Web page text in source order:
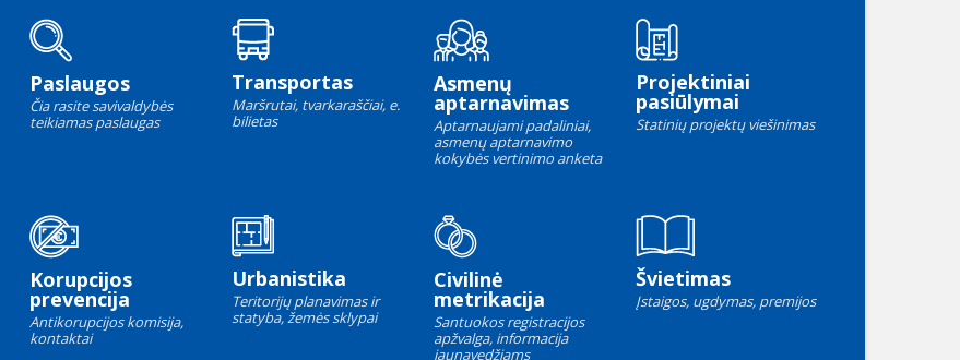
Paslaugos
Čia rasite savivaldybės
teikiamas paslaugas
Transportas
Maršrutai, tvarkaraščiai, e.
bilietas
Asmenų
aptarnavimas
Aptarnaujami padaliniai,
asmenų aptarnavimo
kokybės vertinimo anketa
Projektiniai
pasiūlymai
Statinių projektų viešinimas
Korupcijos
prevencija
Antikorupcijos komisija,
kontaktai
Urbanistika
Teritorijų planavimas ir
statyba, žemės sklypai
Civilinė
metrikacija
Santuokos registracijos
apžvalga, informacija
jaunavedžiams
Švietimas
Įstaigos, ugdymas, premijos